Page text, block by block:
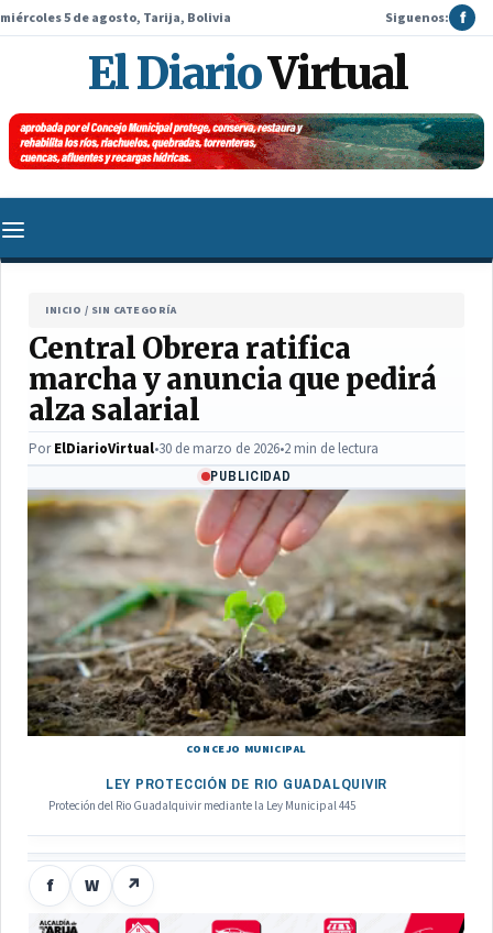
miércoles 5 de agosto, Tarija, Bolivia Siguenos: f
El DiarioVirtual
INICIO / SIN CATEGORÍA
Central Obrera ratifica
marcha y anuncia que pedirá
alza salarial
PorElDiarioVirtual•30 de marzo de 2026•2 min de lectura
PUBLICIDAD
CONCEJO MUNICIPAL
LEY PROTECCIÓN DE RIO GUADALQUIVIR
Proteción del Rio Guadalquivir mediante la Ley Municipal 445
f W ↗